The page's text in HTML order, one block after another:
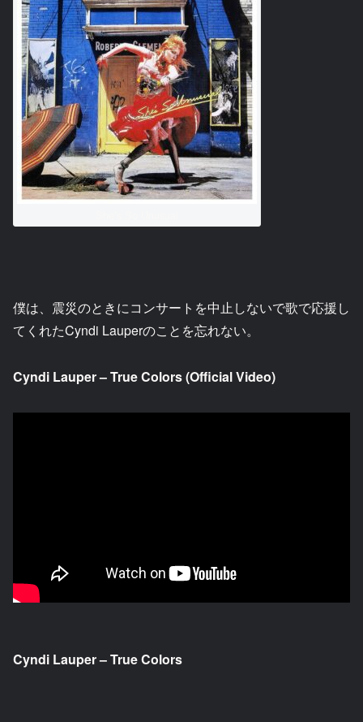
僕は、震災のときにコンサートを中止しないで歌で応援し
てくれたCyndi Lauperのことを忘れない。
Cyndi Lauper – True Colors (Official Video)
Cyndi Lauper – True Colors